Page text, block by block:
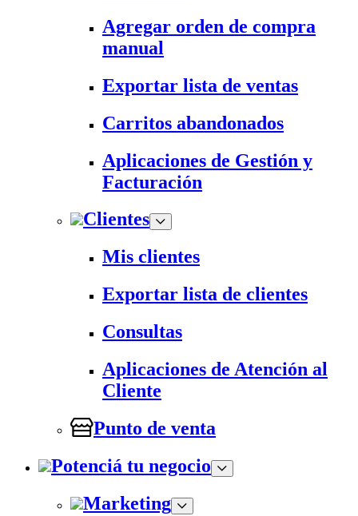
Agregar orden de compra
manual
Exportar lista de ventas
Carritos abandonados
Aplicaciones de Gestión y
Facturación
Clientes
Mis clientes
Exportar lista de clientes
Consultas
Aplicaciones de Atención al
Cliente
Punto de venta
Potenciá tu negocio
Marketing